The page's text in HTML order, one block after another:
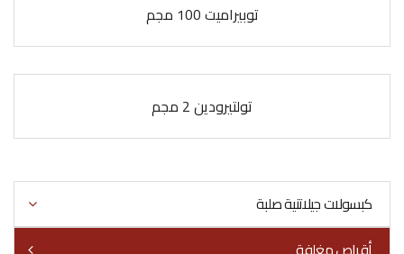
كبسولات جيلاتنية صلبة
توبيراميت 100 مجم
تولتيرودين 2 مجم